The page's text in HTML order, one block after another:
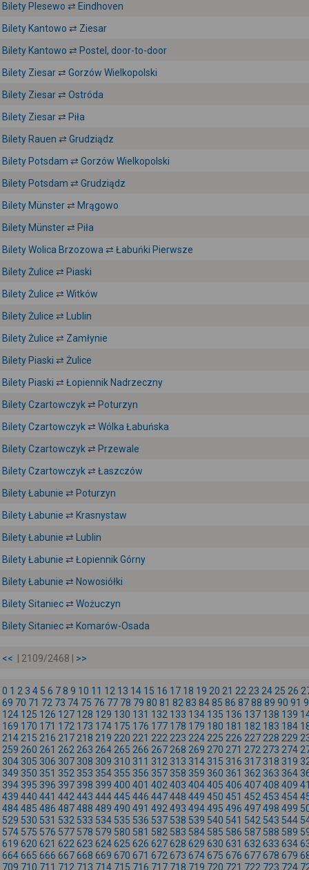
Bilety Plesewo ⇄ Eindhoven
Bilety Kantowo ⇄ Ziesar
Bilety Kantowo ⇄ Postel, door-to-door
Bilety Ziesar ⇄ Gorzów Wielkopolski
Bilety Ziesar ⇄ Ostróda
Bilety Ziesar ⇄ Piła
Bilety Rauen ⇄ Grudziądz
Bilety Potsdam ⇄ Gorzów Wielkopolski
Bilety Potsdam ⇄ Grudziądz
Bilety Münster ⇄ Mrągowo
Bilety Münster ⇄ Piła
Bilety Wolica Brzozowa ⇄ Łabuńki Pierwsze
Bilety Żulice ⇄ Piaski
Bilety Żulice ⇄ Witków
Bilety Żulice ⇄ Lublin
Bilety Żulice ⇄ Zamłynie
Bilety Piaski ⇄ Żulice
Bilety Piaski ⇄ Łopiennik Nadrzeczny
Bilety Czartowczyk ⇄ Poturzyn
Bilety Czartowczyk ⇄ Wólka Łabuńska
Bilety Czartowczyk ⇄ Przewale
Bilety Czartowczyk ⇄ Łaszczów
Bilety Łabunie ⇄ Poturzyn
Bilety Łabunie ⇄ Krasnystaw
Bilety Łabunie ⇄ Lublin
Bilety Łabunie ⇄ Łopiennik Górny
Bilety Łabunie ⇄ Nowosiółki
Bilety Sitaniec ⇄ Wożuczyn
Bilety Sitaniec ⇄ Komarów-Osada
<< | 2109/2468 | >>
0 1 2 3 4 5 6 78 9 10 11 12 13 14 15 16 17 18 19 20 21 22 23 24 25 26
69 70 71 72 73 74 75 76 77 78 79 80 81 82 83 8485 86 8788 89 90 91
124 125 126 127 128 129 130 131 132 133 134 135 136 137 138 139
169 170 171 172 173 174 175 176 177 178 179 180 181 182 183 184
214 215 216 217 218 219 220 221 222 223 224 225 226 227 228 229
259 260 261 262 263 264 265 266 267 268 269 270 271 272 273 274
304 305 306 307 308 309 310 311 312 313 314 315 316 317 318 319
349 350 351 352 353 354 355 356 357 358 359 360 361 362 363 364
394 395 396 397 398 399 400 401 402 403 404405 406 407408 409
439 440 441 442 443 444445 446 447448 449 450 451 452 453 454
484485 486 487488 489 490 491 492 493 494495 496 497498 499
529 530 531 532 533 534 535 536 537 538 539 540 541 542 543 544
574 575 576 577 578 579 580 581 582 583 584 585 586 587 588 589
619 620 621 622 623 624625 626 627628 629 630 631 632 633 634
664665 666 667668 669 670 671 672 673 674675 676 677678 679
709 710 711 712 713 714 715 716 717 718 719 720 721 722 723 724